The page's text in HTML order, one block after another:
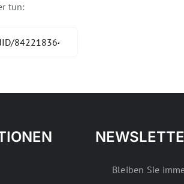
tun:
Bleiben Sie